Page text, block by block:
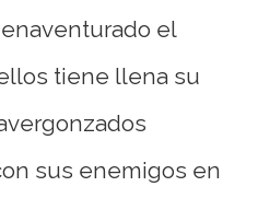
el
tiene llena su
sus enemigos en